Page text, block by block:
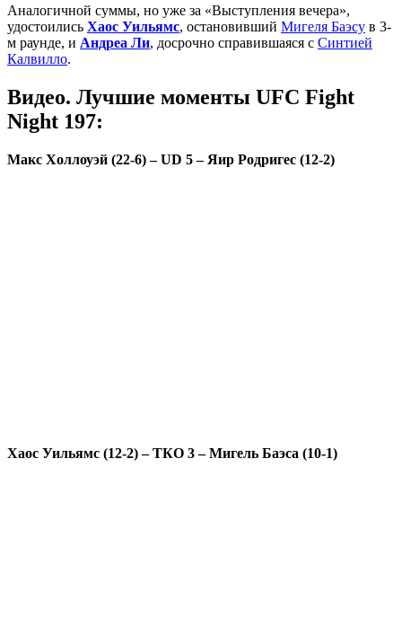
Аналогичной суммы, но уже за «Выступления вечера»,
удостоились Хаос Уильямс, остановивший Мигеля Баэсу в 3-
м раунде, и Андреа Ли, досрочно справившаяся с Синтией
Калвилло.
Видео. Лучшие моменты UFC Fight
Night 197:
Макс Холлоуэй (22-6) – UD 5 – Яир Родригес (12-2)
Хаос Уильямс (12-2) – ТКО 3 – Мигель Баэса (10-1)